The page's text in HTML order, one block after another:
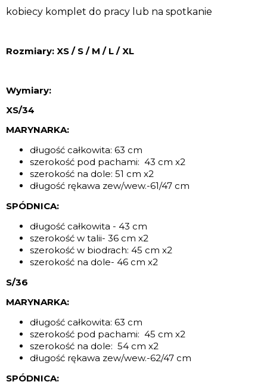
kobiecy komplet do pracy lub na spotkanie
Rozmiary: XS / S / M / L / XL
Wymiary:
XS/34
MARYNARKA:
długość całkowita: 63 cm
szerokość pod pachami: 43 cm x2
szerokość na dole: 51 cm x2
długość rękawa zew/wew.-61/47 cm
SPÓDNICA:
długość całkowita - 43 cm
szerokość w talii- 36 cm x2
szerokość w biodrach: 45 cm x2
szerokość na dole- 46 cm x2
S/36
MARYNARKA:
długość całkowita: 63 cm
szerokość pod pachami: 45 cm x2
szerokość na dole: 54 cm x2
długość rękawa zew/wew.-62/47 cm
SPÓDNICA: